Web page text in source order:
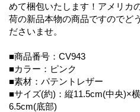
めて梱包いたします！アメリカ
荷の新品本物の商品ですのでど
ださいませ。
■商品番号：CV943
■カラー：ピンク
■素材：パテントレザー
■サイズ(約)：縦11.5cm(中央)×
6.5cm(底部)